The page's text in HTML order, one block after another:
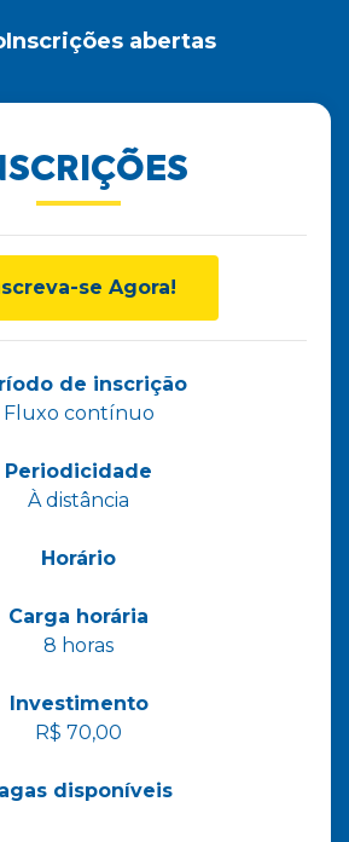
Inscrições abertas
se Agora!
de inscrição
Fluxo contínuo
Periodicidade
À distância
Horário
Carga horária
8 horas
Investimento
R$ 70,00
disponíveis